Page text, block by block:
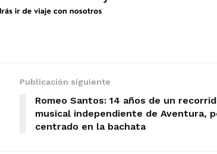
Publicación siguiente
Romeo Santos: 14 años de un
musical independiente de Aventura,
centrado en la bachata